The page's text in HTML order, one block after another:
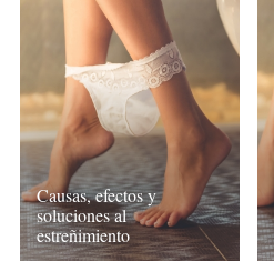
Causas, efectos y
soluciones al
estreñimiento